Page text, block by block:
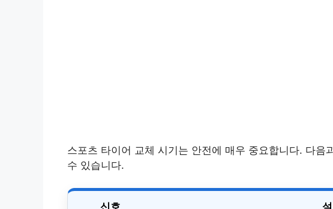
스포츠 타이어 교체 시기는 안전에 매우 중요합니다. 다음
수 있습니다.